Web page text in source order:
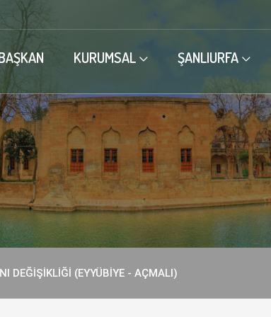
KURUMSAL ŞANLIURFA
DEĞİŞİKLİĞİ (EYYÜBİYE - AÇMALI)